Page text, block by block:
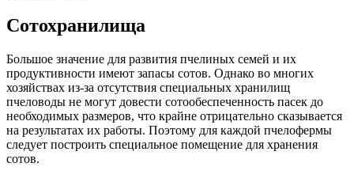
Сотохранилища
Большое значение для развития пчелиных семей и их
продуктивности имеют запасы сотов. Однако во многих
хозяйствах из-за отсутствия специальных хранилищ
пчеловоды не могут довести сотообеспеченность пасек до
необходимых размеров, что крайне отрицательно сказывается
на результатах их работы. Поэтому для каждой пчелофермы
следует построить специальное помещение для хранения
сотов.